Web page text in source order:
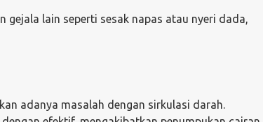
lain seperti sesak napas atau nyeri dada,
adanya masalah dengan sirkulasi darah.